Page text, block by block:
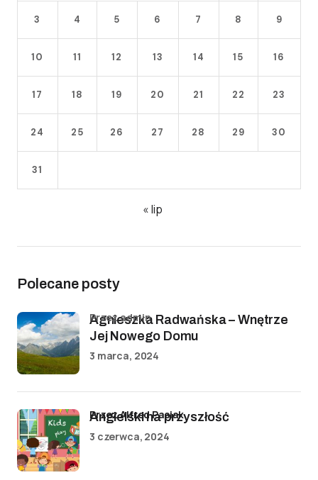
3 4 5 6 7 8 9
10 11 12 13 14 15 16
17 18 19 20 21 22 23
24 25 26 27 28 29 30
31
« lip
Polecane posty
Agnieszka Radwańska – Wnętrze
Jej Nowego Domu
przez admin
3 marca, 2024
Angielski na przyszłość
przez Alfred Pasiak
3 czerwca, 2024